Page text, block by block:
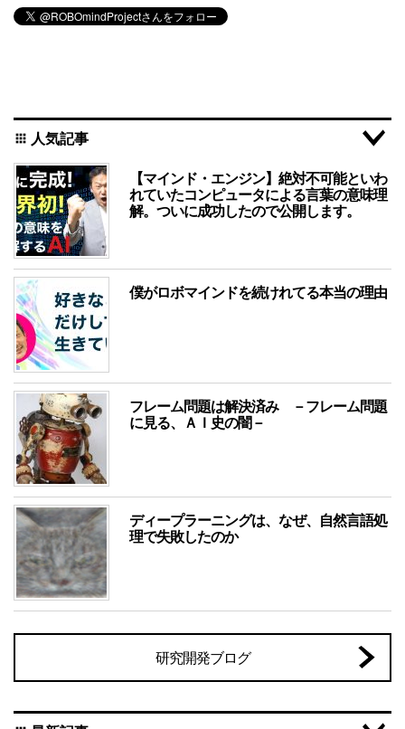
apps 人気記事
【マインド・エンジン】絶対不可能といわ
れていたコンピュータによる言葉の意味理
解。ついに成功したので公開します。
僕がロボマインドを続けれてる本当の理由
フレーム問題は解決済み －フレーム問題
に見る、ＡＩ史の闇－
ディープラーニングは、なぜ、自然言語処
理で失敗したのか
研究開発ブログ